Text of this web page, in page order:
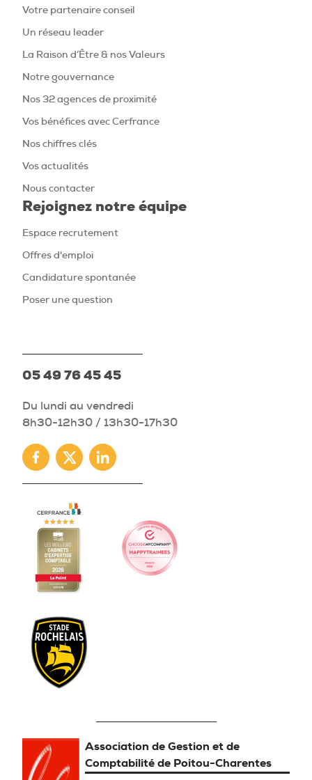
Votre partenaire conseil
Un réseau leader
La Raison d’Être & nos Valeurs
Notre gouvernance
Nos 32 agences de proximité
Vos bénéfices avec Cerfrance
Nos chiffres clés
Vos actualités
Nous contacter
Rejoignez notre équipe
Espace recrutement
Offres d'emploi
Candidature spontanée
Poser une question
05 49 76 45 45
Du lundi au vendredi
8h30-12h30 / 13h30-17h30
Facebook
TwitterLinkedin
Association de Gestion et de
Comptabilité de Poitou-Charentes